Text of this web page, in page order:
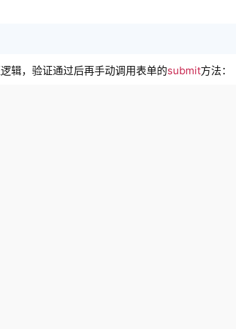
辑，验证通过后再手动调用表单的submit方法：